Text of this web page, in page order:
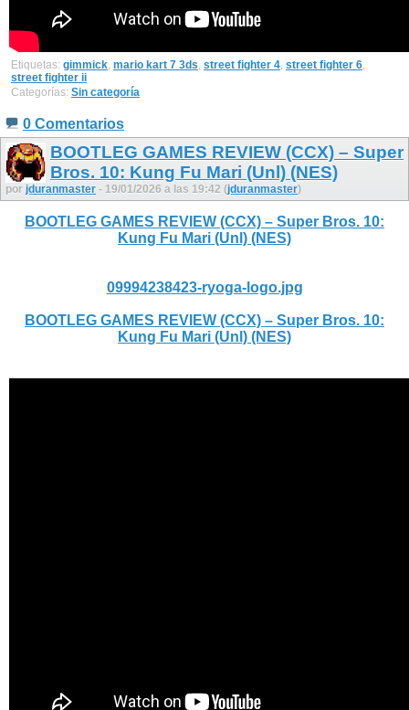
Etiquetas: gimmick, mario kart 7 3ds, street fighter 4, street fighter 6,
street fighter ii
Categorías: Sin categoría
0 Comentarios
BOOTLEG GAMES REVIEW (CCX) – Super
Bros. 10: Kung Fu Mari (Unl) (NES)
por jduranmaster - 19/01/2026 a las 19:42 (jduranmaster)
BOOTLEG GAMES REVIEW (CCX) – Super Bros. 10:
Kung Fu Mari (Unl) (NES)
09994238423-ryoga-logo.jpg
BOOTLEG GAMES REVIEW (CCX) – Super Bros. 10:
Kung Fu Mari (Unl) (NES)